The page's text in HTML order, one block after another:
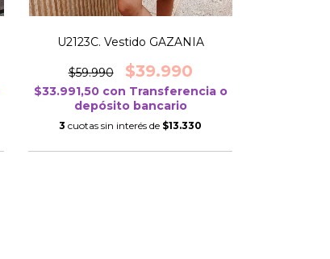
U2123C. Vestido GAZANIA
$59.990 $39.990
$33.991,50 con Transferencia o
depósito bancario
3 cuotas sin interés de $13.330